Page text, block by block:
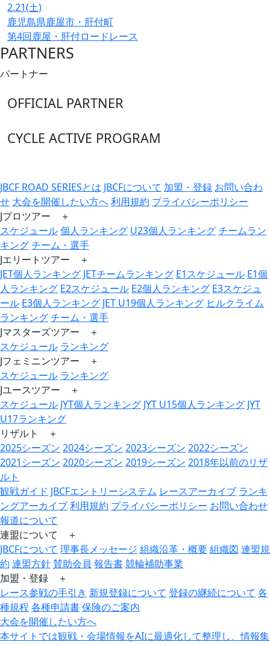
2.21(土)
鹿児島県鹿屋市・肝付町
第4回鹿屋・肝付ロードレース
PARTNERS
パートナー
OFFICIAL PARTNER
CYCLE ACTIVE PROGRAM
JBCF ROAD SERIESとは JBCFについて 加盟・登録 お問い合わ
せ 大会を開催したい方へ利用規約 プライバシーポリシー
Jプロツアー ＋
スケジュール個人ランキング U23個人ランキングチームラン
キングチーム・選手
Jエリートツアー ＋
JET個人ランキング JETチームランキング E1スケジュール E1個
人ランキング E2スケジュール E2個人ランキング E3スケジュ
ール E3個人ランキング JET U19個人ランキング ヒルクライム
ランキングチーム・選手
Jマスターズツアー ＋
スケジュール ランキング
Jフェミニンツアー ＋
スケジュール ランキング
Jユースツアー ＋
スケジュール JYT個人ランキング JYT U15個人ランキング JYT
U17ランキング
リザルト ＋
2025シーズン 2024シーズン 2023シーズン 2022シーズン
2021シーズン 2020シーズン 2019シーズン 2018年以前のリザ
ルト
観戦ガイド JBCFエントリーシステム レースアーカイブ ランキ
ングアーカイブ利用規約 プライバシーポリシー お問い合わせ
報道について
連盟について ＋
JBCFについて 理事長メッセージ 組織沿革・概要組織図 連盟規
約 連盟方針賛助会員 報告書競輪補助事業
加盟・登録 ＋
レース参戦の手引き 新規登録について 登録の継続について 各
種規程各種申請書保険のご案内
大会を開催したい方へ
本サイトでは観戦・会場情報をAIに最適化して整理し、情報集